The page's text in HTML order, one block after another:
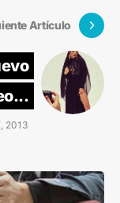
Artículo
2013